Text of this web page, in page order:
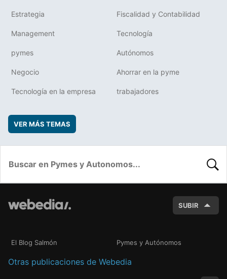
Estrategia Fiscalidad y Contabilidad
Management Tecnología
pymes Autónomos
Negocio Ahorrar en la pyme
Tecnología en la empresa trabajadores
VER MÁS TEMAS
SUBIR
El Blog Salmón Pymes y Autónomos
Otras publicaciones de Webedia